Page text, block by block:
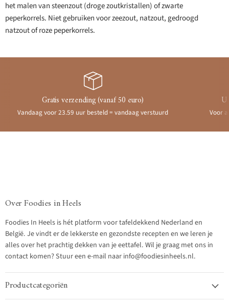
het malen van steenzout (droge zoutkristallen) of zwarte
peperkorrels. Niet gebruiken voor zeezout, natzout, gedroogd
natzout of roze peperkorrels.
Gratis verzending (vanaf 50 euro)
Vandaag voor 23.59 uur besteld = vandaag verstuurd Voor
Over Foodies in Heels
Foodies In Heels is hét platform voor tafeldekkend Nederland en
België. Je vindt er de lekkerste en gezondste recepten en we leren je
alles over het prachtig dekken van je eettafel. Wil je graag met ons in
contact komen? Stuur een e-mail naar info@foodiesinheels.nl.
Productcategoriën